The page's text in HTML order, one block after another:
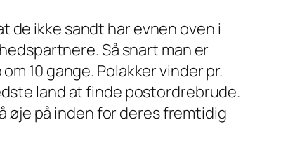
ikke sandt har evnen oven i
Så snart man er
10 gange. Polakker vinder pr.
land at finde postordrebrude.
øje på inden for deres fremtidig